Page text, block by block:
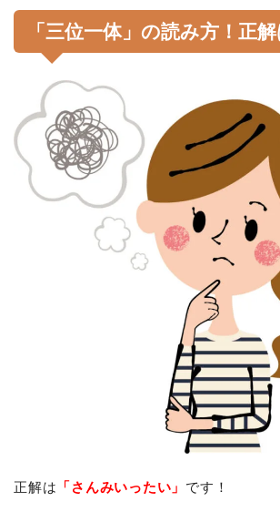
「三位一体」の読み方！正解
正解は 「さんみいったい」 です！